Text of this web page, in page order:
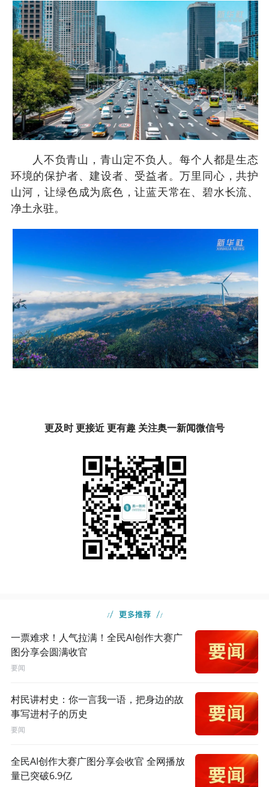
人不负青山，青山定不负人。每个人都是生态
环境的保护者、建设者、受益者。万里同心，共护
山河，让绿色成为底色，让蓝天常在、碧水长流、
净土永驻。
更及时 更接近 更有趣 关注奥一新闻微信号
一票难求！人气拉满！全民AI创作大赛广
图分享会圆满收官
要闻
村民讲村史：你一言我一语，把身边的故
事写进村子的历史
要闻
全民AI创作大赛广图分享会收官 全网播放
量已突破6.9亿